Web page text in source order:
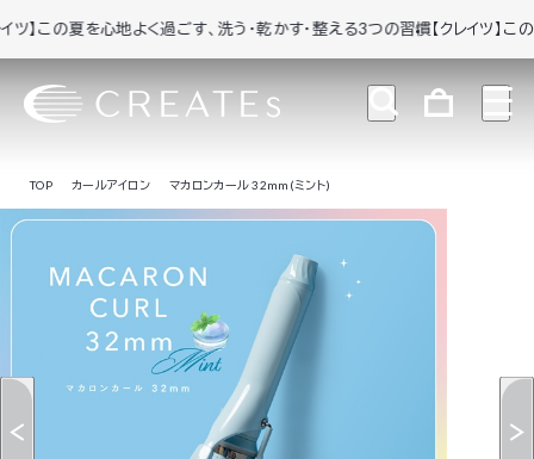
夏を心地よく過ごす、洗う・乾かす・整える3つの習慣【クレイツ】この夏を心
TOP カールアイロン マカロンカール 32mm(ミント)